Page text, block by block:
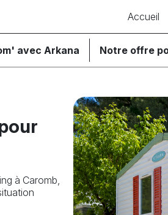
Accueil
avec Arkana Notre offre
à Caromb,